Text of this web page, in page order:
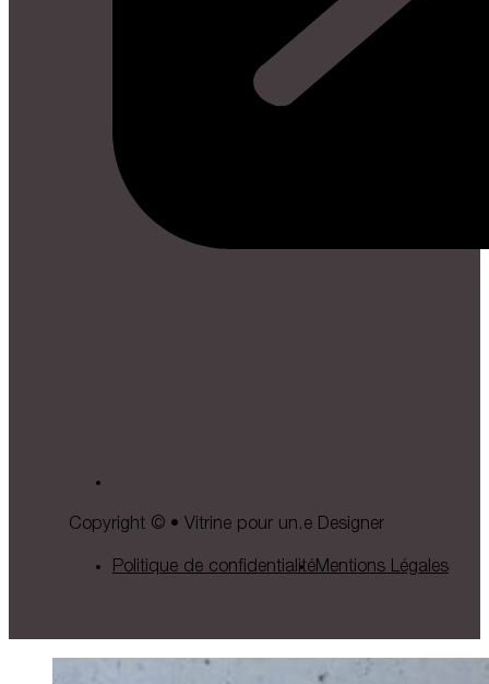
Copyright © • Vitrine pour un.e Designer
Politique de confidentialitéMentions Légales